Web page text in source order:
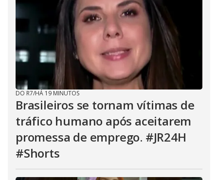
DO R7/HÁ 19 MINUTOS
Brasileiros se tornam vítimas de
tráfico humano após aceitarem
promessa de emprego. #JR24H
#Shorts